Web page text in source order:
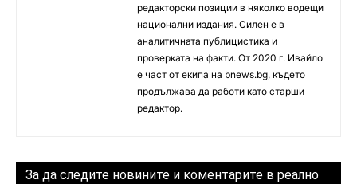
редакторски позиции в няколко водещи
национални издания. Силен е в
аналитичната публицистика и
проверката на факти. От 2020 г. Ивайло
е част от екипа на bnews.bg, където
продължава да работи като старши
редактор.
За да следите новините и коментарите в реално